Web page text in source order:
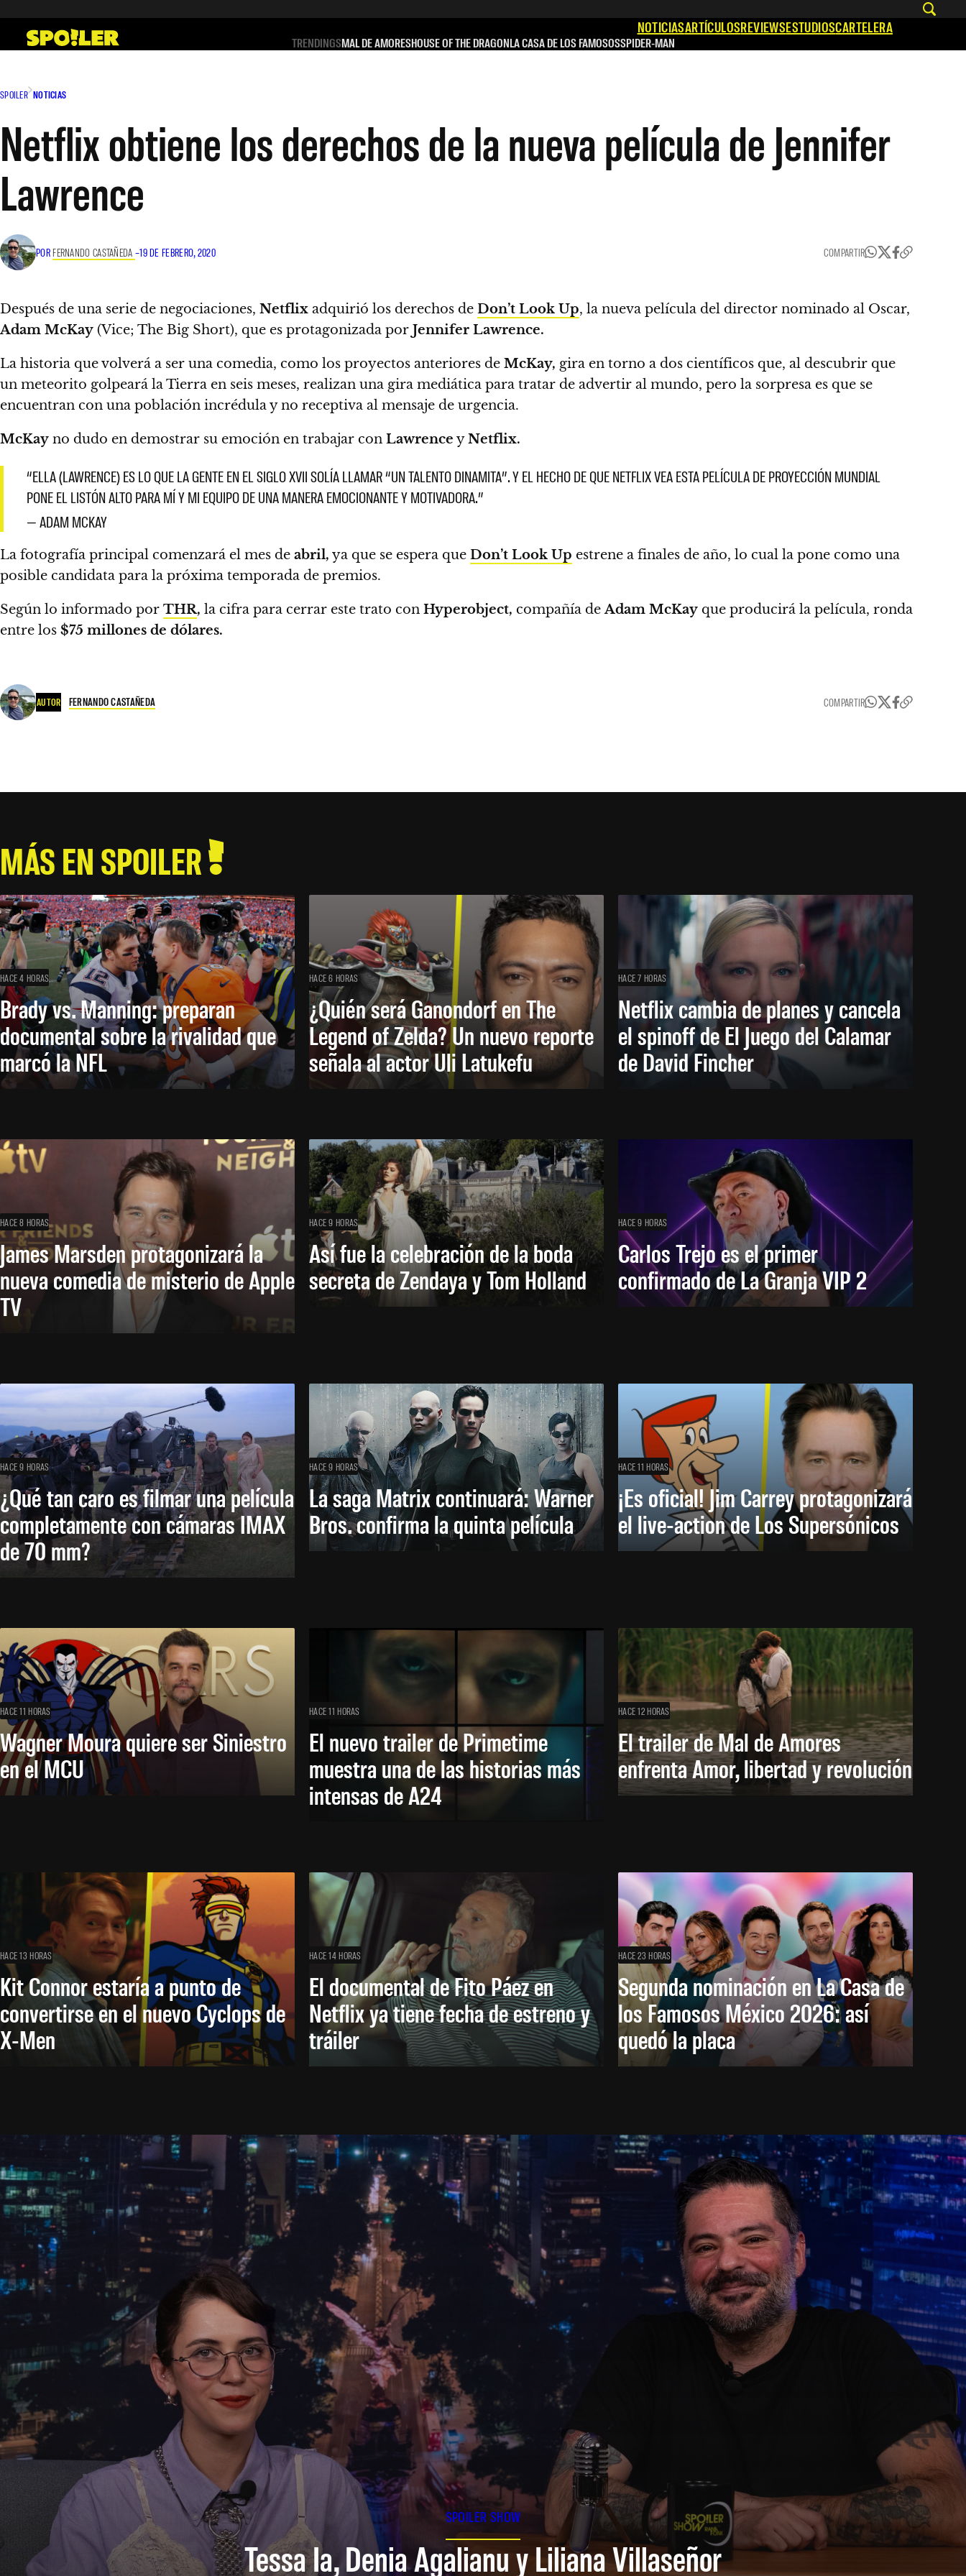
contenido
NOTICIASARTÍCULOSREVIEWSESTUDIOSCARTELERA
TRENDINGSMAL DE AMORESHOUSE OF THE DRAGONLA CASA DE LOS FAMOSOSSPIDER-MAN
SPOILER NOTICIAS
Netflix obtiene los derechos de la nueva película de Jennifer
Lawrence
POR FERNANDO CASTAÑEDA –19 DE FEBRERO, 2020 COMPARTIR
Después de una serie de negociaciones, Netflix adquirió los derechos de Don’t Look Up, la nueva película del director nominado al Oscar,
Adam McKay (Vice; The Big Short), que es protagonizada por Jennifer Lawrence.
La historia que volverá a ser una comedia, como los proyectos anteriores de McKay, gira en torno a dos científicos que, al descubrir que
un meteorito golpeará la Tierra en seis meses, realizan una gira mediática para tratar de advertir al mundo, pero la sorpresa es que se
encuentran con una población incrédula y no receptiva al mensaje de urgencia.
McKay no dudo en demostrar su emoción en trabajar con Lawrence yNetflix.
“ELLA (LAWRENCE) ES LO QUE LA GENTE EN EL SIGLO XVII SOLÍA LLAMAR “UN TALENTO DINAMITA”. Y EL HECHO DE QUE NETFLIX VEA ESTA PELÍCULA DE PROYECCIÓN MUNDIAL
PONE EL LISTÓN ALTO PARA MÍ Y MI EQUIPO DE UNA MANERA EMOCIONANTE Y MOTIVADORA.”
— ADAM MCKAY
La fotografía principal comenzará el mes de abril, ya que se espera que Don’t Look Up estrene a finales de año, lo cual la pone como una
posible candidata para la próxima temporada de premios.
Según lo informado por THR, la cifra para cerrar este trato con Hyperobject, compañía deAdam McKay que producirá la película, ronda
entre los $75 millones de dólares.
AUTOR FERNANDO CASTAÑEDA COMPARTIR
MÁS EN SPOILER
HACE 4 HORAS
Brady vs. Manning: preparan
documental sobre la rivalidad que
marcó la NFL
HACE 6 HORAS
¿Quién será Ganondorf en The
Legend of Zelda? Un nuevo reporte
señala al actor Uli Latukefu
HACE 7 HORAS
Netflix cambia de planes y cancela
el spinoff de El Juego del Calamar
de David Fincher
HACE 8 HORAS
James Marsden protagonizará la
nueva comedia de misterio de Apple
TV
HACE 9 HORAS
Así fue la celebración de la boda
secreta de Zendaya y Tom Holland
HACE 9 HORAS
Carlos Trejo es el primer
confirmado de La Granja VIP 2
HACE 9 HORAS
¿Qué tan caro es filmar una película
completamente con cámaras IMAX
de 70 mm?
HACE 9 HORAS
La saga Matrix continuará: Warner
Bros. confirma la quinta película
HACE 11 HORAS
¡Es oficial! Jim Carrey protagonizará
el live-action de Los Supersónicos
HACE 11 HORAS
Wagner Moura quiere ser Siniestro
en el MCU
HACE 11 HORAS
El nuevo trailer de Primetime
muestra una de las historias más
intensas de A24
HACE 12 HORAS
El trailer de Mal de Amores
enfrenta Amor, libertad y revolución
HACE 13 HORAS
Kit Connor estaría a punto de
convertirse en el nuevo Cyclops de
X-Men
HACE 14 HORAS
El documental de Fito Páez en
Netflix ya tiene fecha de estreno y
tráiler
HACE 23 HORAS
Segunda nominación en La Casa de
los Famosos México 2026: así
quedó la placa
SPOILER SHOW
Tessa Ia, Denia Agalianu y Liliana Villaseñor